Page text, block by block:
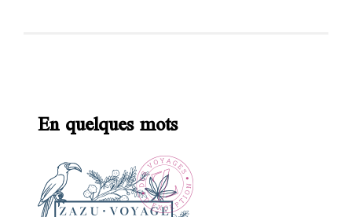
En quelques mots